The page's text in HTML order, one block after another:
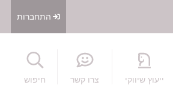
התחברות
ייעוץ שיווקי צרו קשר חיפוש